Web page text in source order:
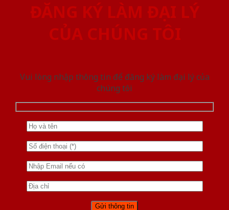
ĐĂNG KÝ LÀM ĐẠI LÝ
CỦA CHÚNG TÔI
Vui lòng nhập thông tin để đăng ký làm đại lý của
chúng tôi